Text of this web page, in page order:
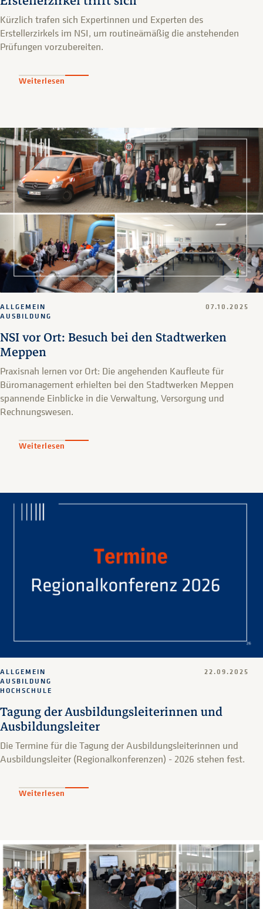
Kürzlich trafen sich Expertinnen und Experten des
Erstellerzirkels im NSI, um routineämäßig die anstehenden
Prüfungen vorzubereiten.
Weiterlesen
NSI vor Ort: Besuch bei den Stadtwerken
Meppen
ALLGEMEIN
AUSBILDUNG
07.10.2025
Praxisnah lernen vor Ort: Die angehenden Kaufleute für
Büromanagement erhielten bei den Stadtwerken Meppen
spannende Einblicke in die Verwaltung, Versorgung und
Rechnungswesen.
Weiterlesen
Tagung der Ausbildungsleiterinnen und
Ausbildungsleiter
ALLGEMEIN
AUSBILDUNG
HOCHSCHULE
22.09.2025
Die Termine für die Tagung der Ausbildungsleiterinnen und
Ausbildungsleiter (Regionalkonferenzen) - 2026 stehen fest.
Weiterlesen